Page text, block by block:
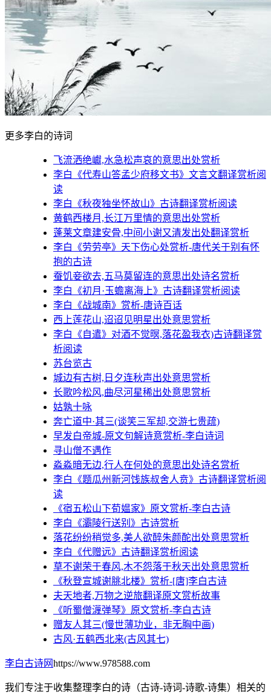
更多李白的诗词
飞流洒绝巘,水急松声哀的意思出处赏析
李白《代寿山答孟少府移文书》文言文翻译赏析阅
读
李白《秋夜独坐怀故山》古诗翻译赏析阅读
黄鹤西楼月,长江万里情的意思出处赏析
蓬莱文章建安骨,中间小谢又清发出处翻译赏析
李白《劳劳亭》天下伤心处赏析-唐代关于别有怀
抱的古诗
蚕饥妾欲去,五马莫留连的意思出处诗名赏析
李白《初月·玉蟾离海上》古诗翻译赏析阅读
李白《战城南》赏析-唐诗百话
西上莲花山,迢迢见明星出处意思赏析
李白《自遣》对酒不觉暝,落花盈我衣)古诗翻译赏
析阅读
苏台览古
城边有古树,日夕连秋声出处意思赏析
长歌吟松风,曲尽河星稀出处意思赏析
姑孰十咏
奔亡道中·其三(谈笑三军却,交游七贵疏)
早发白帝城-原文句解诗意赏析-李白诗词
寻山僧不遇作
淼淼暗无边,行人在何处的意思出处诗名赏析
李白《题瓜州新河饯族叔舍人贲》古诗翻译赏析阅
读
《宿五松山下荀媪家》原文赏析-李白古诗
李白《灞陵行送别》古诗赏析
落花纷纷稍觉多,美人欲醉朱颜酡出处意思赏析
李白《代赠远》古诗翻译赏析阅读
草不谢荣于春风,木不怨落于秋天出处意思赏析
《秋登宣城谢脁北楼》赏析-[唐]李白古诗
夫天地者,万物之逆旅翻译原文赏析故事
《听蜀僧瀎弹琴》原文赏析-李白古诗
赠友人其三(慢世薄功业，非无胸中画)
古风·五鹤西北来(古风其七)
李白古诗网https://www.978588.com
我们专注于收集整理李白的诗（古诗-诗词-诗歌-诗集）相关的